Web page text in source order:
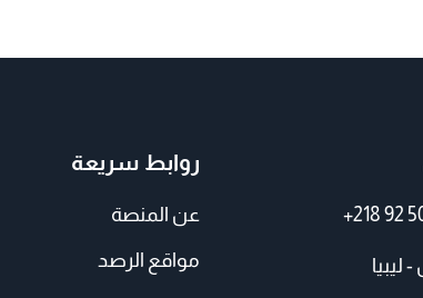
+218 92
ليبيا
روابط سريعة
عن المنصة
مواقع الرصد